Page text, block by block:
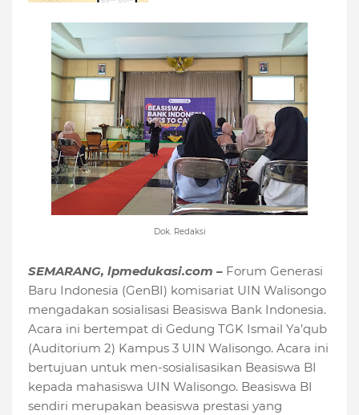
Dok. Redaksi
SEMARANG, lpmedukasi.com – Forum Generasi
Baru Indonesia (GenBI) komisariat UIN Walisongo
mengadakan sosialisasi Beasiswa Bank Indonesia.
Acara ini bertempat di Gedung TGK Ismail Ya’qub
(Auditorium 2) Kampus 3 UIN Walisongo. Acara ini
bertujuan untuk men-sosialisasikan Beasiswa BI
kepada mahasiswa UIN Walisongo. Beasiswa BI
sendiri merupakan beasiswa prestasi yang